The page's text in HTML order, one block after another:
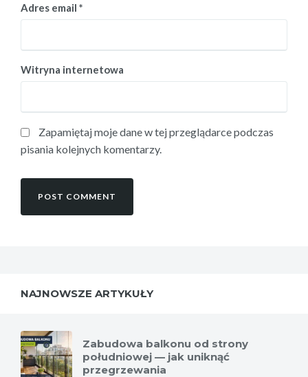
Adres email *
Witryna internetowa
Zapamiętaj moje dane w tej przeglądarce podczas
pisania kolejnych komentarzy.
NAJNOWSZE ARTYKUŁY
Zabudowa balkonu od strony
południowej — jak uniknąć
przegrzewania